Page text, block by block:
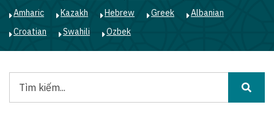
Amharic
Kazakh Hebrew Greek
Albanian
Croatian
Swahili Ozbek
kiếm